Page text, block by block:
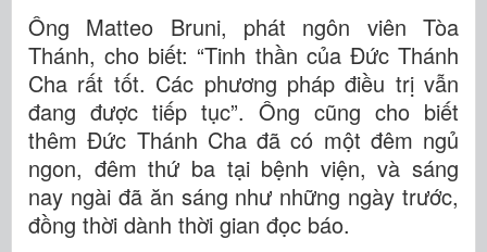
Ông Matteo Bruni, phát ngôn viên Tòa
Thánh, cho biết: “Tinh thần của Đức Thánh
Cha rất tốt. Các phương pháp điều trị vẫn
đang được tiếp tục”. Ông cũng cho biết
thêm Đức Thánh Cha đã có một đêm ngủ
ngon, đêm thứ ba tại bệnh viện, và sáng
nay ngài đã ăn sáng như những ngày trước,
đồng thời dành thời gian đọc báo.